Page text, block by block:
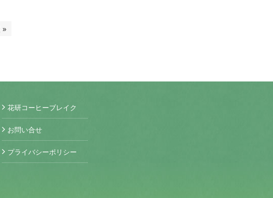
»
花研コーヒーブレイク
お問い合せ
プライバシーポリシー